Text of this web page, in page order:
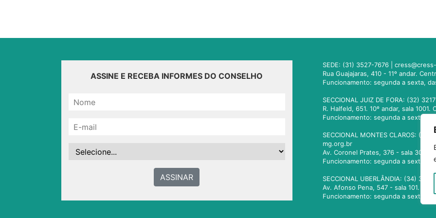
ASSINE E RECEBA INFORMES DO CONSELHO
ASSINAR
SEDE: (31) 3527-7676 |
Rua Guajajaras, 410 - 11º andar.
Funcionamento: segunda a sexta,
SECCIONAL JUIZ DE FORA: (32)
R. Halfeld, 651. 10º andar, sala
Funcionamento: segunda a sexta,
SECCIONAL MONTES CLAROS:
mg.org.br
Av. Coronel Prates, 376 - sala 301.
Funcionamento: segunda a sexta,
SECCIONAL UBERLÂNDIA: (34)
Av. Afonso Pena, 547 - sala 101.
Funcionamento: segunda a sexta,